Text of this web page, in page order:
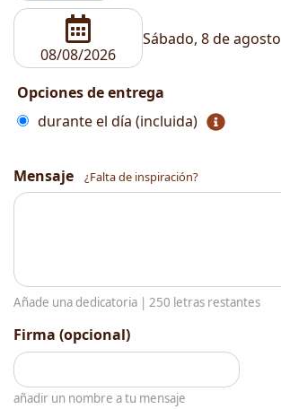
Sábado, 8 de agosto
Opciones de entrega
durante el día (incluida)
Mensaje ¿Falta de inspiración?
Añade una dedicatoria | 250 letras restantes
Firma (opcional)
añadir un nombre a tu mensaje